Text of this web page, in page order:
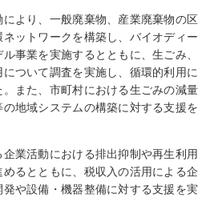
より、一般廃棄物、産業廃棄物の区
ットワークを構築し、バイオディー
事業を実施するとともに、生ごみ、
ついて調査を実施し、循環的利用に
また、市町村における生ごみの減量
地域システムの構築に対する支援を
業活動における排出抑制や再生利用
るとともに、税収入の活用による企
や設備・機器整備に対する支援を実